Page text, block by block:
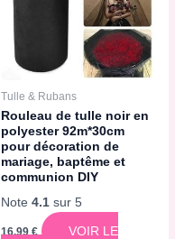
Tulle & Rubans
Rouleau de tulle noir en
polyester 92m*30cm
pour décoration de
mariage, baptême et
communion DIY
Note 4.1sur 5
16,99€
VOIR LE